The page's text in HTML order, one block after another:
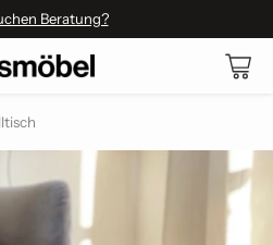
Beratung?